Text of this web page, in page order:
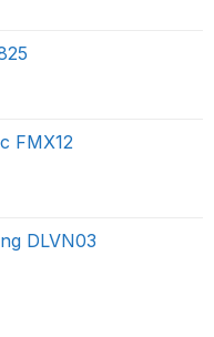
FMX12
DLVN03